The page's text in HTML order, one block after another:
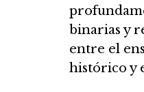
binarias y
entre el
histórico y